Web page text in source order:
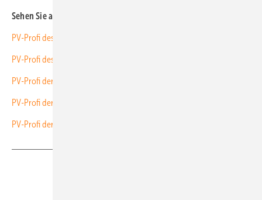
Sehen Sie auch:
PV-Profi des Monats: Grinnotec im Video vorgestellt
PV-Profi des Monats: Gast & Partner im Video vorgestellt
PV-Profi der Woche: Firma Solar Visions im Video vorgestellt
PV-Profi der Woche: MN-Bau & Solar im Video vorgestellt
PV-Profi der Woche: PV Energy Solutions im Video vorgestellt